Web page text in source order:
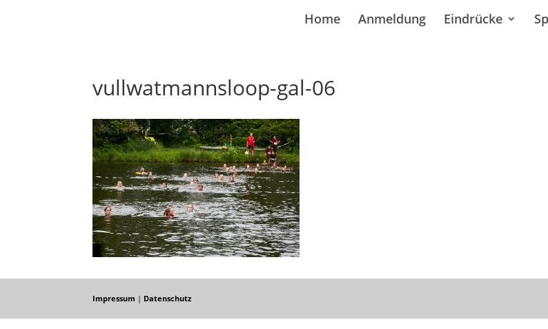
Home Anmeldung Eindrücke
vullwatmannsloop-gal-06
Impressum | Datenschutz